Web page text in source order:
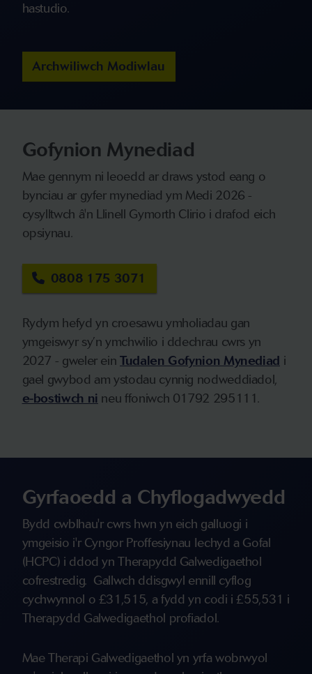
hastudio.
Archwiliwch Modiwlau
Gofynion Mynediad
Mae gennym ni leoedd ar draws ystod eang o
bynciau ar gyfer mynediad ym Medi 2026 -
cysylltwch â'n Llinell Gymorth Clirio i drafod eich
opsiynau.
0808 175 3071
Rydym hefyd yn croesawu ymholiadau gan
ymgeiswyr sy’n ymchwilio i ddechrau cwrs yn
2027 - gweler einTudalen Gofynion Mynediad i
gael gwybod am ystodau cynnig nodweddiadol,
e-bostiwch ni neu ffoniwch 01792 295111.
Gyrfaoedd a Chyflogadwyedd
Bydd cwblhau'r cwrs hwn yn eich galluogi i
ymgeisio i'r Cyngor Proffesiynau Iechyd a Gofal
(HCPC) i ddod yn Therapydd Galwedigaethol
cofrestredig. Gallwch ddisgwyl ennill cyflog
cychwynnol o £31,515, a fydd yn codi i £55,531 i
Therapydd Galwedigaethol profiadol.
Mae Therapi Galwedigaethol yn yrfa wobrwyol